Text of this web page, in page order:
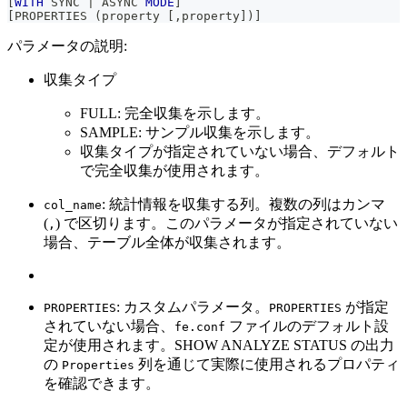
PROPERTIES ( property , property )
パラメータの説明:
収集タイプ
FULL: 完全収集を示します。
SAMPLE: サンプル収集を示します。
収集タイプが指定されていない場合、デフォルト
で完全収集が使用されます。
col_name: 統計情報を収集する列。複数の列はカンマ
( , ) で区切ります。このパラメータが指定されていない
場合、テーブル全体が収集されます。
PROPERTIES: カスタムパラメータ。 PROPERTIES が指定
されていない場合、
fe.conf ファイルのデフォルト設
定が使用されます。SHOW ANALYZE STATUS の出力
の Properties 列を通じて実際に使用されるプロパティ
を確認できます。